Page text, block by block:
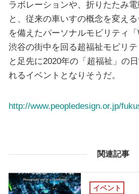
ラボレーションや、折りたたみ電
と、従来の車いすの概念を変え
を備えたパーソナルモビリティ「
渋谷の街中を回る超福祉モビリ
と足先に2020年の「超福祉」の
れるイベントとなりそうだ。
http://www.peopledesign.or.jp/
関連記事
イベント